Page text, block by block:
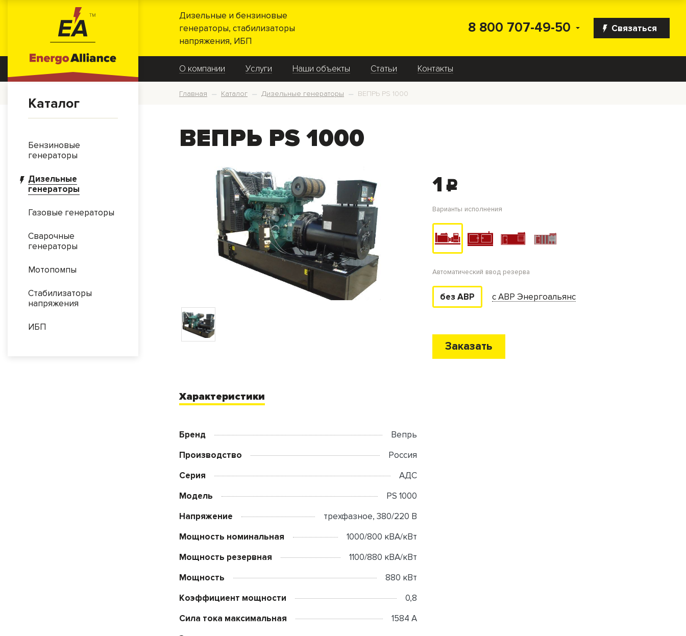
Дизельные и бензиновые
генераторы, стабилизаторы
напряжения, ИБП
Связаться
8 800 707-49-50
О компании Услуги Наши объекты Статьи Контакты
Каталог
Бензиновые
генераторы
Дизельные
генераторы
Газовые генераторы
Сварочные
генераторы
Мотопомпы
Стабилизаторы
напряжения
ИБП
Главная — Каталог — Дизельные генераторы — ВЕПРЬ PS 1000
ВЕПРЬ PS 1000
1 c
Варианты исполнения
Автоматический ввод резерва
без АВР с АВР Энергоальянс
Заказать
Характеристики
Бренд
Вепрь
Производство
Россия
Серия
АДС
Модель
PS 1000
Напряжение
трехфазное, 380/220 В
Мощность номинальная
1000/800 кВА/кВт
Мощность резервная
1100/880 кВА/кВт
Мощность
880 кВт
Коэффициент мощности
0,8
Сила тока максимальная
1584 А